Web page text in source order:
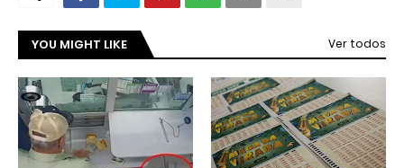
YOU MIGHT LIKE Ver todos